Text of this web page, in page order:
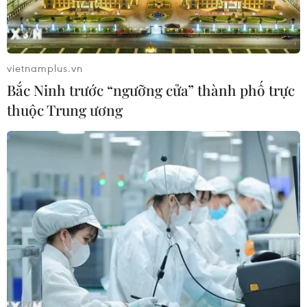
Mexico triển khai hàng nghìn binh sỹ
bảo vệ các vùng trồng bơ trọng điểm
Mỹ: Lãi suất thế chấp tăng lên mức
cao nhất kể từ tháng Bảy năm ngoái
Mỹ siết chặt quyền công dân theo nơi
sinh, mở rộng chống “du lịch sinh
con”
06/08/2026 22:59
vietnamplus.vn
Bắc Ninh trước “ngưỡng cửa” thành phố trực
thuộc Trung ương